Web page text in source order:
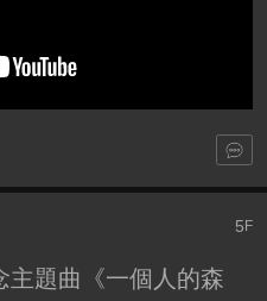
5 F
主題曲《一個人的森